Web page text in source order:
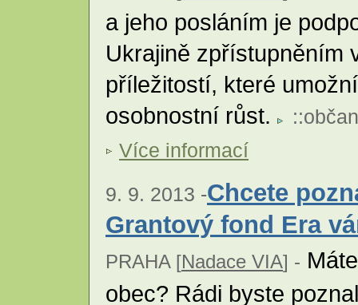
a jeho posláním je
Ukrajině zpřístupněním
příležitostí, které
osobnostní růst.
::
Více informací
9. 9. 2013 -Chcete
Grantový fond Era
PRAHA [Nadace VIA] -
obec? Rádi byste